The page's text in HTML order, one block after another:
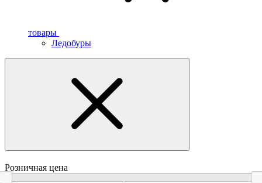
товары
Ледобуры
Розничная цена